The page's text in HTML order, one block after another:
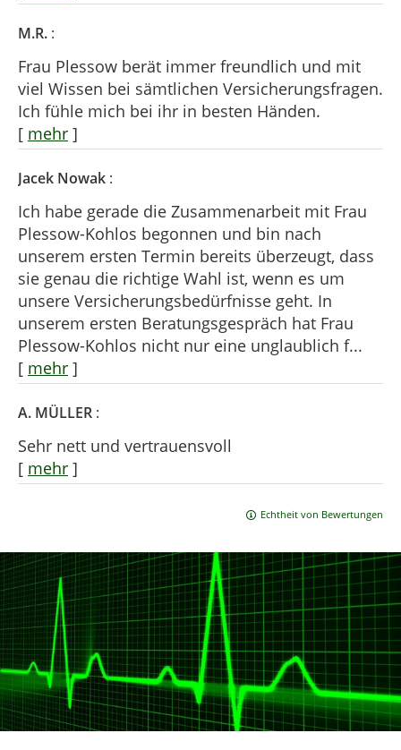
M.R. :
Frau Plessow berät immer freundlich und mit
viel Wissen bei sämtlichen Versicherungsfragen.
Ich fühle mich bei ihr in besten Händen.
[ mehr ]
Jacek Nowak :
Ich habe gerade die Zusammenarbeit mit Frau
Plessow-Kohlos begonnen und bin nach
unserem ersten Termin bereits überzeugt, dass
sie genau die richtige Wahl ist, wenn es um
unsere Versicherungsbedürfnisse geht. In
unserem ersten Beratungsgespräch hat Frau
Plessow-Kohlos nicht nur eine unglaublich f...
[ mehr ]
A. MÜLLER :
Sehr nett und vertrauensvoll
[ mehr ]
Echtheit von Bewertungen